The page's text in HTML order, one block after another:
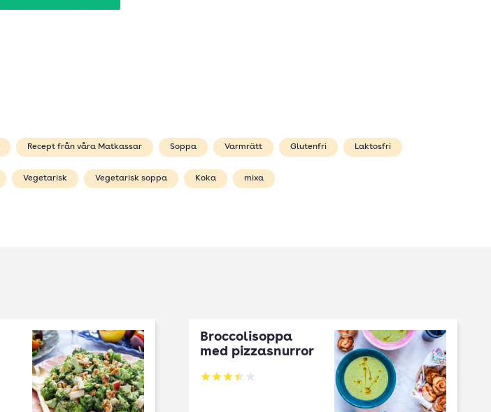
Recept från våra Matkassar Soppa Varmrätt Glutenfri Laktosfri
Vegetarisk Vegetarisk soppa Koka mixa
Broccolisoppa
med pizzasnurror
Betyg: 3.43 av 5